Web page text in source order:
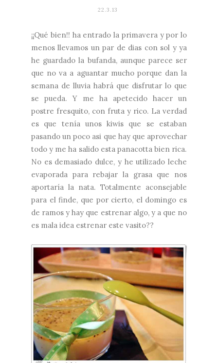
22.3.13
¡¡Qué bien!! ha entrado la primavera y por lo
menos llevamos un par de dias con sol y ya
he guardado la bufanda, aunque parece ser
que no va a aguantar mucho porque dan la
semana de lluvia habrá que disfrutar lo que
se pueda. Y me ha apetecido hacer un
postre fresquito, con fruta y rico. La verdad
es que tenía unos kiwis que se estaban
pasando un poco asi que hay que aprovechar
todo y me ha salido esta panacotta bien rica.
No es demasiado dulce, y he utilizado leche
evaporada para rebajar la grasa que nos
aportaría la nata. Totalmente aconsejable
para el finde, que por cierto, el domingo es
de ramos y hay que estrenar algo, y a que no
es mala idea estrenar este vasito??